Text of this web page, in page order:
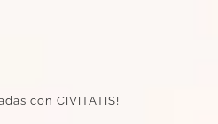
con CIVITATIS!